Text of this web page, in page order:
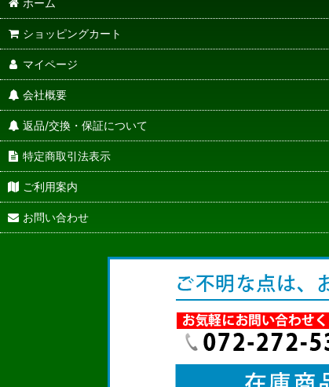
ホーム
ショッピングカート
マイページ
会社概要
返品/交換・保証について
特定商取引法表示
ご利用案内
お問い合わせ